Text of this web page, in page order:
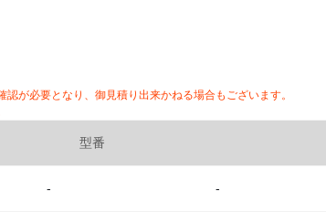
認が必要となり、御見積り出来かねる場合もございます。
型番
- -